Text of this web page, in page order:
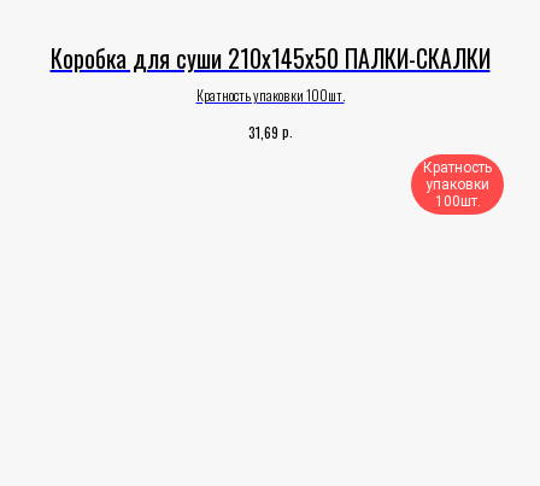
Коробка для суши 210х145х50 ПАЛКИ-СКАЛКИ
Кратность упаковки 100шт.
31,69 р.
Кратность
упаковки
100шт.​